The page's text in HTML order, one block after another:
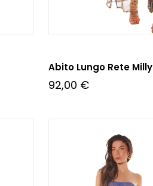
Abito Lungo Rete Milly
92,00 €